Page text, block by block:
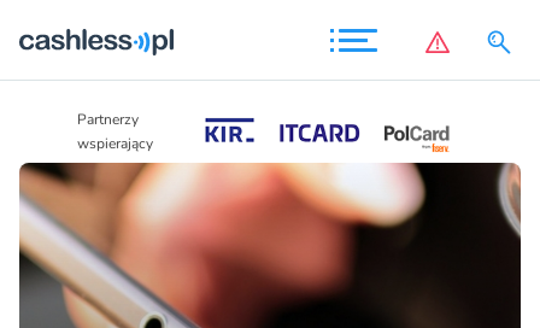
Partnerzy
wspierający